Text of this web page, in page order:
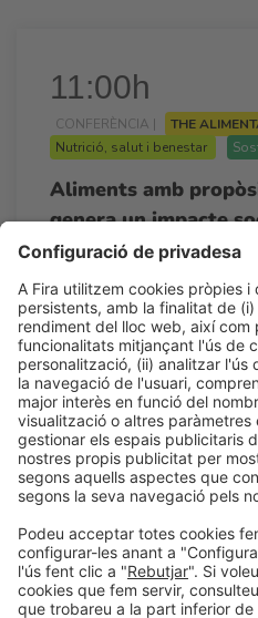
11:00h
CONFERÈNCIA |
THE
Nutrició, salut i benestar
Aliments amb
genera un impacte
Dt 24
11:00h - 13:00h
Auditorio - The
Accés lliure
LLegir més